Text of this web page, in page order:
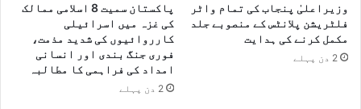
ف
ہ
وزیراعلیٰ پنجاب کی تمام واٹر
فلٹریشن پلانٹس کے منصوبے جلد
مکمل کرنے کی ہدایت
2 دن پہلے
پاکستان سمیت 8 اسلامی ممالک
کی غزہ میں اسرائیلی
کارروائیوں کی شدید مذمت،
فوری جنگ بندی اور انسانی
امداد کی فراہمی کا مطالبہ
2 دن پہلے